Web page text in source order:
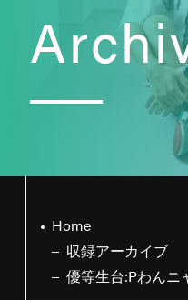
Home
収録アーカイブ
優等生台:Pわんニ